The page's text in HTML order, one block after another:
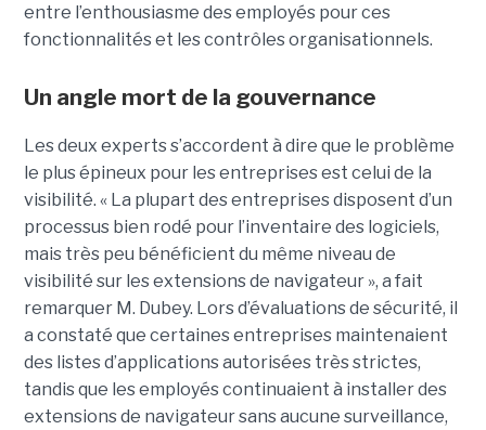
entre l’enthousiasme des employés pour ces
fonctionnalités et les contrôles organisationnels.
Un angle mort de la gouvernance
Les deux experts s’accordent à dire que le problème
le plus épineux pour les entreprises est celui de la
visibilité. « La plupart des entreprises disposent d’un
processus bien rodé pour l’inventaire des logiciels,
mais très peu bénéficient du même niveau de
visibilité sur les extensions de navigateur », a fait
remarquer M. Dubey. Lors d’évaluations de sécurité, il
a constaté que certaines entreprises maintenaient
des listes d’applications autorisées très strictes,
tandis que les employés continuaient à installer des
extensions de navigateur sans aucune surveillance,